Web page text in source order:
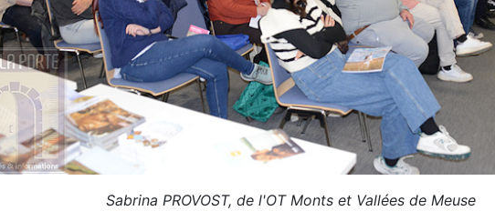
Sabrina PROVOST, de l'OT Monts et Vallées de Meuse